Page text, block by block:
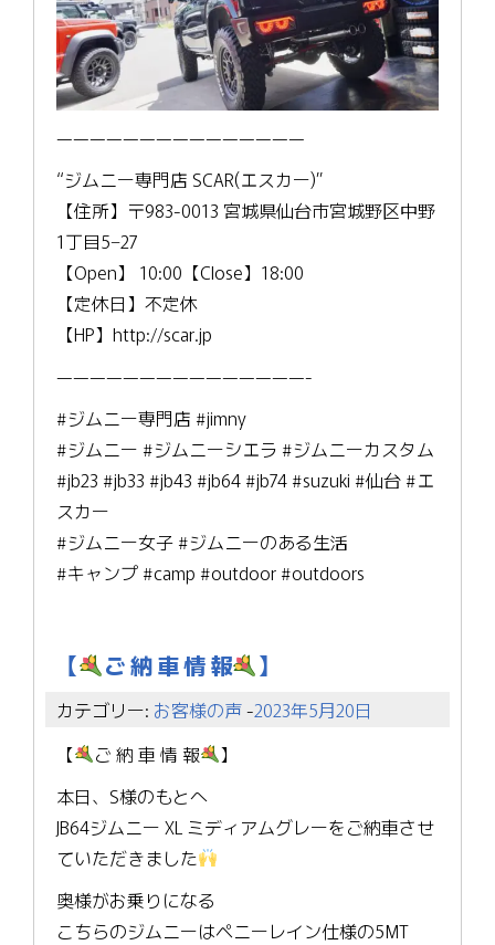
———————————————
“ジムニー専門店 SCAR(エスカー)”
【住所】〒983-0013 宮城県仙台市宮城野区中野
1丁目5−27
【Open】 10:00【Close】18:00
【定休日】不定休
【HP】http://scar.jp
———————————————-
#ジムニー専門店 #jimny
#ジムニー #ジムニーシエラ #ジムニーカスタム
#jb23 #jb33 #jb43 #jb64 #jb74 #suzuki #仙台 #エ
スカー
#ジムニー女子 #ジムニーのある生活
#キャンプ #camp #outdoor #outdoors
【 ご 納 車 情 報 】
カテゴリー: お客様の声-2023年5月20日
【
ご 納 車 情 報
】
本日、S様のもとへ
JB64ジムニー XL ミディアムグレーをご納車させ
ていただきました
奥様がお乗りになる
こちらのジムニーはペニーレイン仕様の5MT